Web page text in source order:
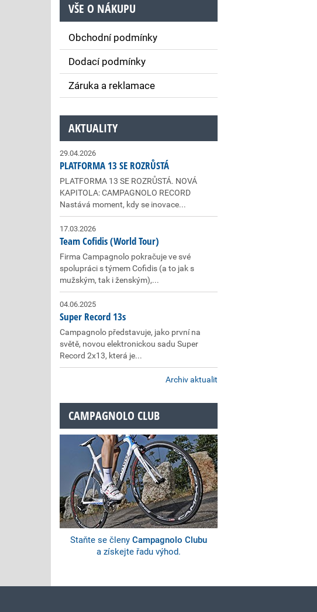
VŠE O NÁKUPU
Obchodní podmínky
Dodací podmínky
Záruka a reklamace
AKTUALITY
29.04.2026
PLATFORMA 13 SE ROZRŮSTÁ
PLATFORMA 13 SE ROZRŮSTÁ. NOVÁ
KAPITOLA: CAMPAGNOLO RECORD
Nastává moment, kdy se inovace...
17.03.2026
Team Cofidis (World Tour)
Firma Campagnolo pokračuje ve své
spolupráci s týmem Cofidis (a to jak s
mužským, tak i ženským),...
04.06.2025
Super Record 13s
Campagnolo představuje, jako první na
světě, novou elektronickou sadu Super
Record 2x13, která je...
Archiv aktualit
CAMPAGNOLO CLUB
Staňte se členy Campagnolo Clubu
a získejte řadu výhod.